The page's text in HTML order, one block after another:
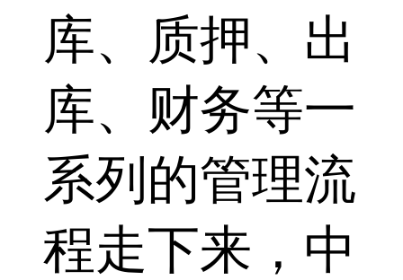
库、质押、出
库、财务等一
系列的管理流
程走下来，中